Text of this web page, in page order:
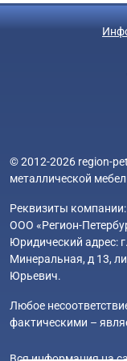
© 2012-2026 region-
металлической
Реквизиты компании:
ООО «Регион-
Юридический адрес:
Минеральная, д 13,
Юрьевич.
Любое
фактическими –